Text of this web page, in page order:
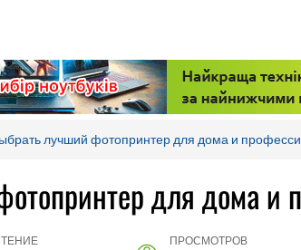
лучший фотопринтер для дома и
для дома и
ПРОСМОТРОВ